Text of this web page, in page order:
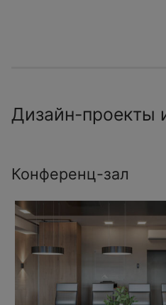
Дизайн-проекты
Конференц-зал